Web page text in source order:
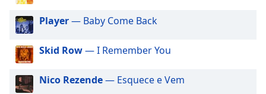
Fullscreen
This
modal
Player— Baby Come Back
Skid Row— I Remember You
Nico Rezende— Esquece e Vem